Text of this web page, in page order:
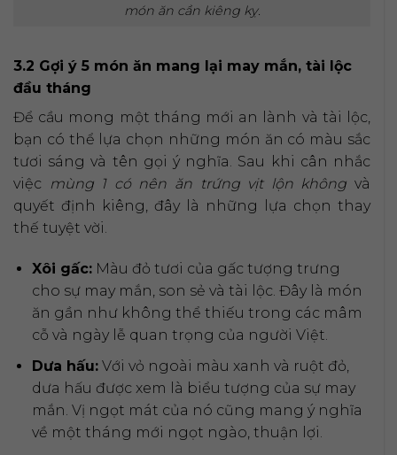
món ăn cần kiêng kỵ.
3.2 Gợi ý 5 món ăn mang lại may mắn, tài lộc
đầu tháng
Để cầu mong một tháng mới an lành và tài lộc,
bạn có thể lựa chọn những món ăn có màu sắc
tươi sáng và tên gọi ý nghĩa. Sau khi cân nhắc
việc mùng 1 có nên ăn trứng vịt lộn không và
quyết định kiêng, đây là những lựa chọn thay
thế tuyệt vời.
Xôi gấc:Màu đỏ tươi của gấc tượng trưng
cho sự may mắn, son sẻ và tài lộc. Đây là món
ăn gần như không thể thiếu trong các mâm
cỗ và ngày lễ quan trọng của người Việt.
Dưa hấu:Với vỏ ngoài màu xanh và ruột đỏ,
dưa hấu được xem là biểu tượng của sự may
mắn. Vị ngọt mát của nó cũng mang ý nghĩa
về một tháng mới ngọt ngào, thuận lợi.